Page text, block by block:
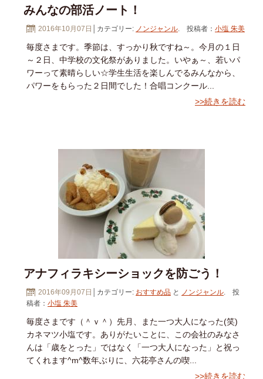
みんなの部活ノート！
2016年10月07日 │カテゴリー: ノンジャンル. 投稿者： 小塩 朱美
毎度さまです。季節は、すっかり秋ですね～。今月の１日
～２日、中学校の文化祭がありました。いやぁ～、若いパ
ワーって素晴らしい☆学生生活を楽しんでるみんなから、
パワーをもらった２日間でした！合唱コンクール...
>>続きを読む
アナフィラキシーショックを防ごう！
2016年09月07日 │カテゴリー: おすすめ品 と ノンジャンル. 投
稿者： 小塩 朱美
毎度さまです（＾ｖ＾）先月、また一つ大人になった(笑)
カネマツ小塩です。ありがたいことに、この会社のみなさ
んは「歳をとった」ではなく「一つ大人になった」と祝っ
てくれます^m^数年ぶりに、六花亭さんの喫...
>>続きを読む